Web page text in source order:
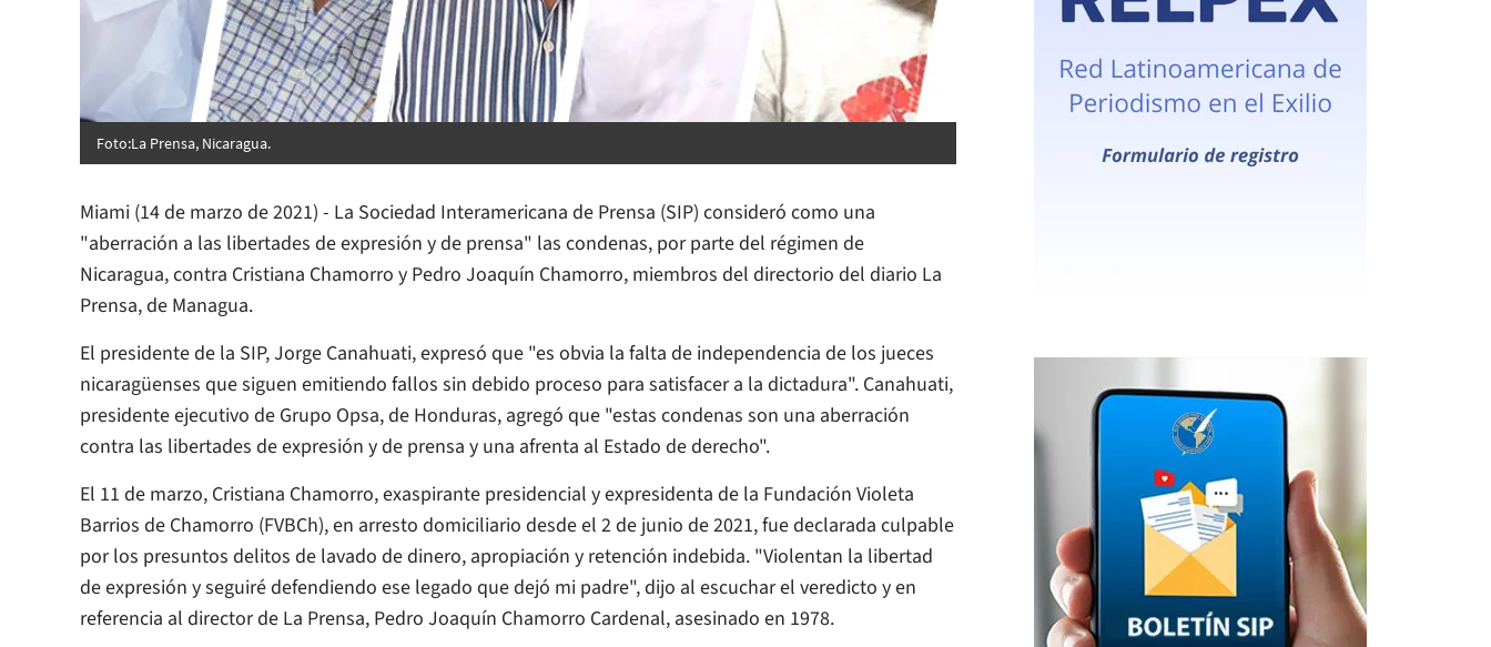
Foto:La Prensa, Nicaragua.
Miami (14 de marzo de 2021) - La Sociedad Interamericana de Prensa (SIP) consideró como una
"aberración a las libertades de expresión y de prensa" las condenas, por parte del régimen de
Nicaragua, contra Cristiana Chamorro y Pedro Joaquín Chamorro, miembros del directorio del diario La
Prensa, de Managua.
El presidente de la SIP, Jorge Canahuati, expresó que "es obvia la falta de independencia de los jueces
nicaragüenses que siguen emitiendo fallos sin debido proceso para satisfacer a la dictadura". Canahuati,
presidente ejecutivo de Grupo Opsa, de Honduras, agregó que "estas condenas son una aberración
contra las libertades de expresión y de prensa y una afrenta al Estado de derecho".
El 11 de marzo, Cristiana Chamorro, exaspirante presidencial y expresidenta de la Fundación Violeta
Barrios de Chamorro (FVBCh), en arresto domiciliario desde el 2 de junio de 2021, fue declarada culpable
por los presuntos delitos de lavado de dinero, apropiación y retención indebida. "Violentan la libertad
de expresión y seguiré defendiendo ese legado que dejó mi padre", dijo al escuchar el veredicto y en
referencia al director de La Prensa, Pedro Joaquín Chamorro Cardenal, asesinado en 1978.